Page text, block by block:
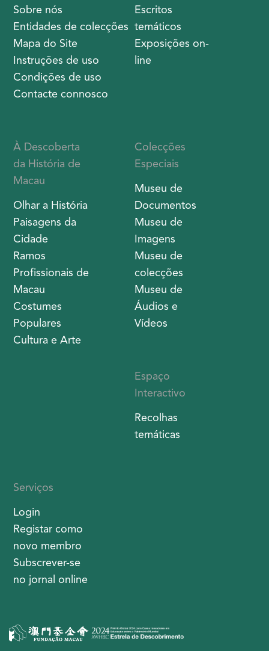
Sobre nós
Entidades de colecções
Mapa do Site
Instruções de uso
Condições de uso
Contacte connosco
Escritos
temáticos
Exposições on-
line
À Descoberta
da História de
Macau
Olhar a História
Paisagens da
Cidade
Ramos
Profissionais de
Macau
Costumes
Populares
Cultura e Arte
Colecções
Especiais
Museu de
Documentos
Museu de
Imagens
Museu de
colecções
Museu de
Áudios e
Vídeos
Espaço
Interactivo
Recolhas
temáticas
Serviços
Login
Registar como
novo membro
Subscrever-se
no jornal online